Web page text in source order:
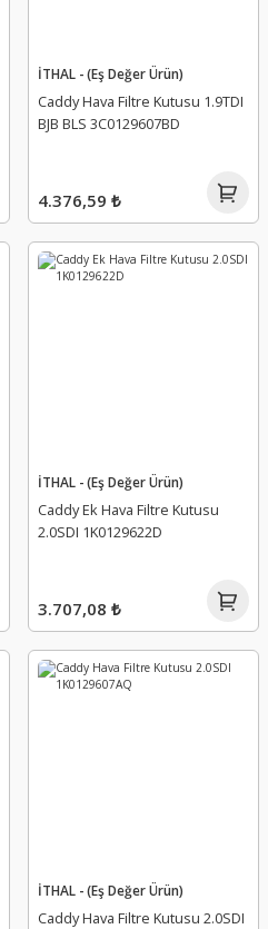
İTHAL - (Eş Değer Ürün)
Caddy Hava Filtre Kutusu 1.9TDI
BJB BLS 3C0129607BD
4.376,59 ₺
İTHAL - (Eş Değer Ürün)
Caddy Ek Hava Filtre Kutusu
2.0SDI 1K0129622D
3.707,08 ₺
İTHAL - (Eş Değer Ürün)
Caddy Hava Filtre Kutusu 2.0SDI